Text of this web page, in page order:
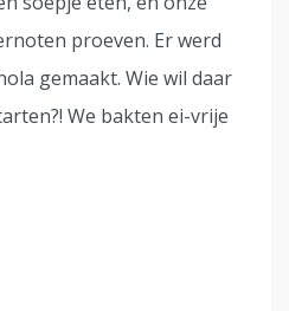
proeven. Er werd
gemaakt. Wie wil daar
We bakten ei-vrije